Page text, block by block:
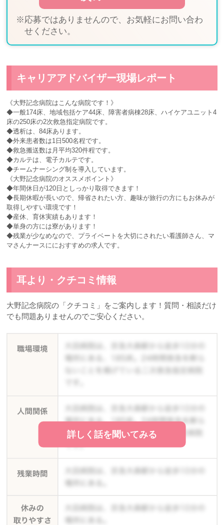
※応募ではありませんので、お気軽にお問い合わ
せください。
キャリアアドバイザー現場レポート
《大野記念病院はこんな病院です！》
◆一般174床、地域包括ケア44床、障害者病棟28床、ハイケアユニット4
床の250床の2次救急指定病院です。
◆透析は、84床あります。
◆外来患者数は1日500名程です。
◆救急搬送数は月平均320件程です。
◆カルテは、電子カルテです。
◆チームナーシング制を導入しています。
《大野記念病院のオススメポイント》
◆年間休日が120日としっかり取得できます！
◆長期休暇が長いので、帰省されたい方、趣味が旅行の方にもお休みが
取得しやすい環境です！
◆産休、育休実績もあります！
◆単身の方には寮があります！
◆残業が少なめなので、プライベートを大切にされたい看護師さん、マ
マさんナースににおすすめの求人です。
耳より・クチコミ情報
大野記念病院の「クチコミ」をご案内します！質問・相談だけ
でも問題ありませんのでご安心ください。
詳しく話を聞いてみる